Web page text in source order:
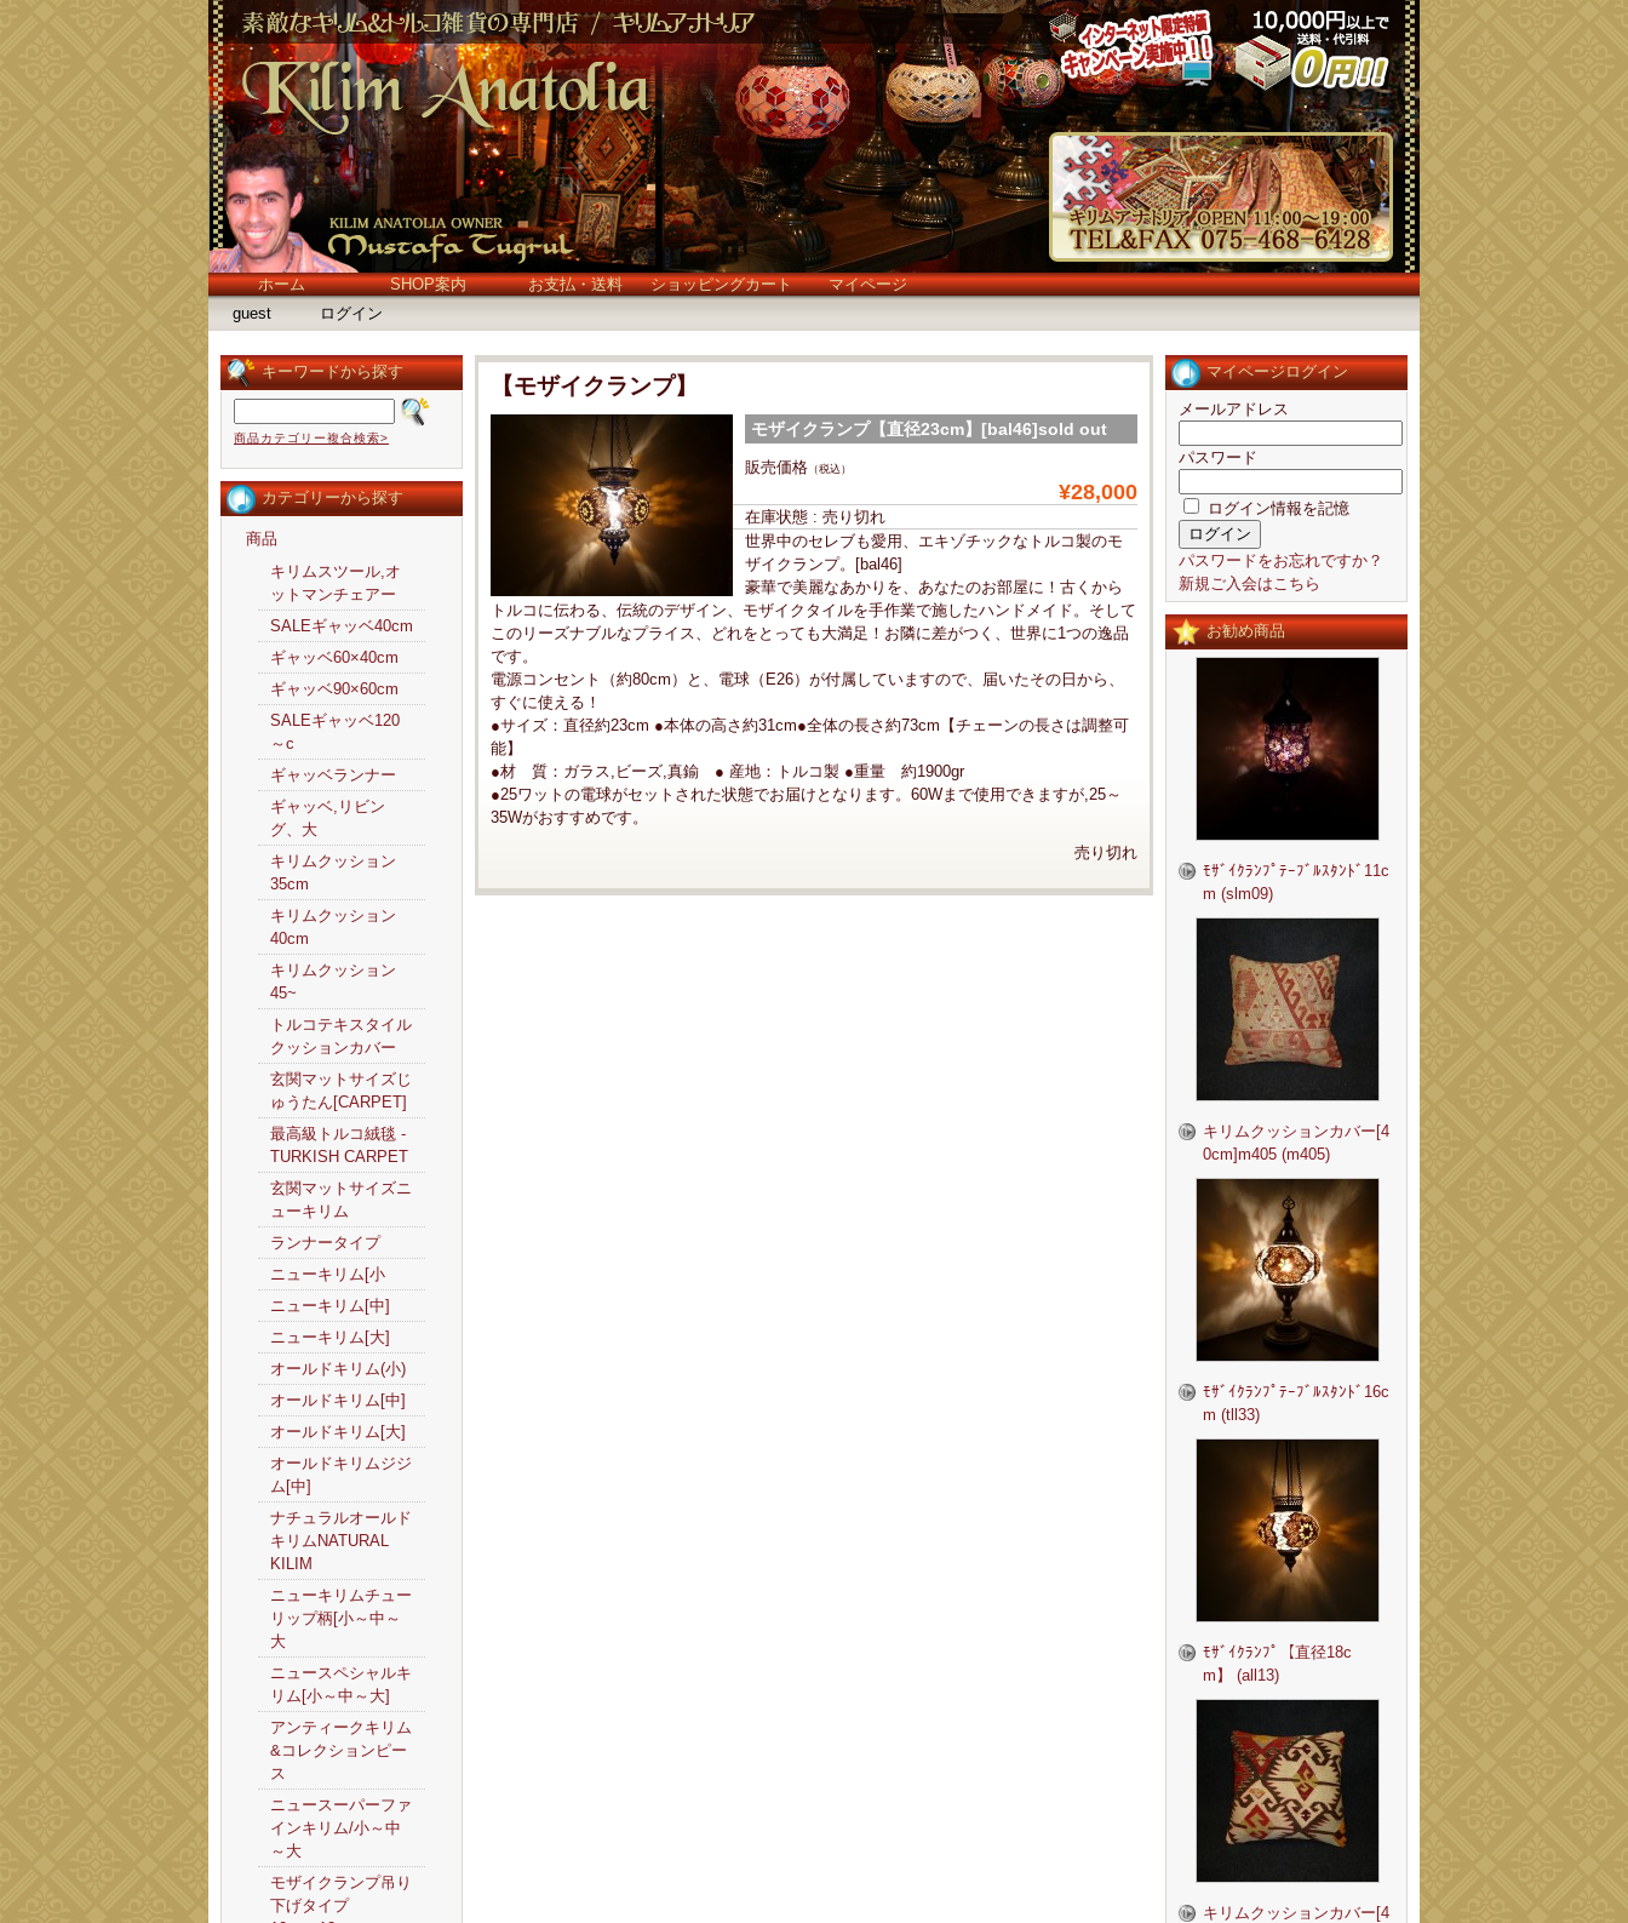
ホーム SHOP案内 お支払・送料 ショッピングカート
マイページ
guest
ログイン
キーワードから探す
商品カテゴリー複合検索>
カテゴリーから探す
商品
キリムスツール,オ
ットマンチェアー
SALEギャッベ40cm
ギャッベ60×40cm
ギャッベ90×60cm
SALEギャッベ120
～c
ギャッベランナー
ギャッベ,リビン
グ、大
キリムクッション
35cm
キリムクッション
40cm
キリムクッション
45~
トルコテキスタイル
クッションカバー
玄関マットサイズじ
ゅうたん[CARPET]
最高級トルコ絨毯 -
TURKISH CARPET
玄関マットサイズニ
ューキリム
ランナータイプ
ニューキリム[小
ニューキリム[中]
ニューキリム[大]
オールドキリム(小)
オールドキリム[中]
オールドキリム[大]
オールドキリムジジ
ム[中]
ナチュラルオールド
キリムNATURAL
KILIM
ニューキリムチュー
リップ柄[小～中～
大
ニュースペシャルキ
リム[小～中～大]
アンティークキリム
&コレクションピー
ス
ニュースーパーファ
インキリム/小～中
～大
モザイクランプ吊り
下げタイプ
マイページログイン
メールアドレス
パスワード
ログイン情報を記憶
パスワードをお忘れですか？
新規ご入会はこちら
お勧め商品
ﾓｻﾞｲｸﾗﾝﾌﾟﾃｰﾌﾞﾙｽﾀﾝﾄﾞ11c
m (slm09)
キリムクッションカバー[4
0cm]m405 (m405)
ﾓｻﾞｲｸﾗﾝﾌﾟﾃｰﾌﾞﾙｽﾀﾝﾄﾞ16c
m (tll33)
ﾓｻﾞｲｸﾗﾝﾌﾟ【直径18c
m】 (all13)
キリムクッションカバー[4
【モザイクランプ】
モザイクランプ【直径23cm】[bal46]sold out
販売価格 （税込）
¥28,000
在庫状態 : 売り切れ
世界中のセレブも愛用、エキゾチックなトルコ製のモ
ザイクランプ。[bal46]
豪華で美麗なあかりを、あなたのお部屋に！古くから
トルコに伝わる、伝統のデザイン、モザイクタイルを手作業で施したハンドメイド。そして
このリーズナブルなプライス、どれをとっても大満足！お隣に差がつく、世界に1つの逸品
です。
電源コンセント（約80cm）と、電球（E26）が付属していますので、届いたその日から、
すぐに使える！
●サイズ：直径約23cm ●本体の高さ約31cm●全体の長さ約73cm【チェーンの長さは調整可
能】
●材 質：ガラス,ビーズ,真鍮 ● 産地：トルコ製 ●重量 約1900gr
●25ワットの電球がセットされた状態でお届けとなります。60Wまで使用できますが,25～
35Wがおすすめです。
売り切れ